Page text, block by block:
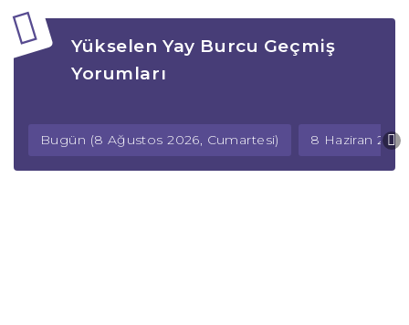
Yükselen Yay Burcu Geçmiş
Yorumları
Bugün (8 Ağustos 2026, Cumartesi) 8 Haziran